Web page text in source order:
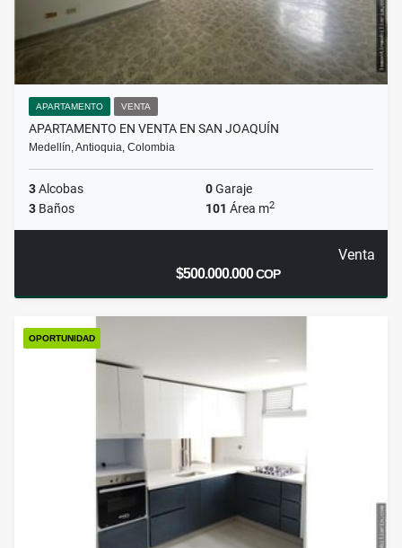
APARTAMENTO VENTA
APARTAMENTO EN VENTA EN SAN JOAQUÍN
Medellín, Antioquia, Colombia
3Alcobas 0Garaje
3 Baños 101 Área m2
Venta
$500.000.000COP
OPORTUNIDAD